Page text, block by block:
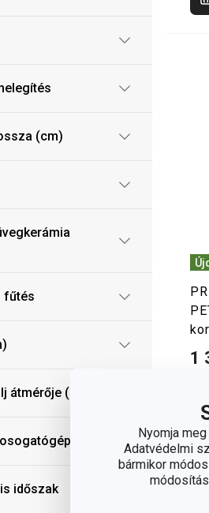
Nyomja
Adatvédelmi
bármikor
(cm)
fűtés
átmérője (cm)
időszak
1